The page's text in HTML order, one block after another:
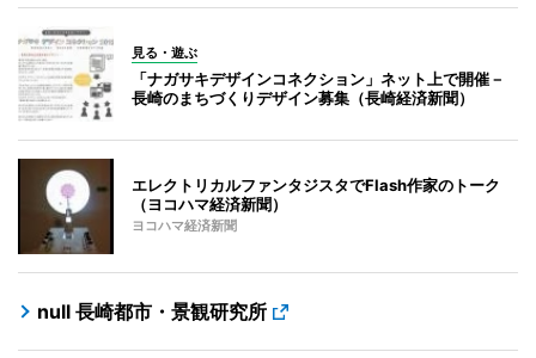
見る・遊ぶ
「ナガサキデザインコネクション」ネット上で開催－
長崎のまちづくりデザイン募集（長崎経済新聞）
エレクトリカルファンタジスタでFlash作家のトーク
（ヨコハマ経済新聞）
ヨコハマ経済新聞
null 長崎都市・景観研究所